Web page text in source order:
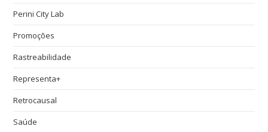
Perini City Lab
Promoções
Rastreabilidade
Representa+
Retrocausal
Saúde